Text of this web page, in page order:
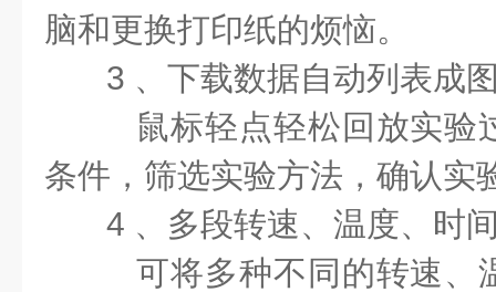
脑和更换打印纸的烦恼。
3 、下载数据自动列表成
鼠标轻点轻松回放实验
条件，筛选实验方法，确认实
4 、多段转速、温度、时
可将多种不同的转速、